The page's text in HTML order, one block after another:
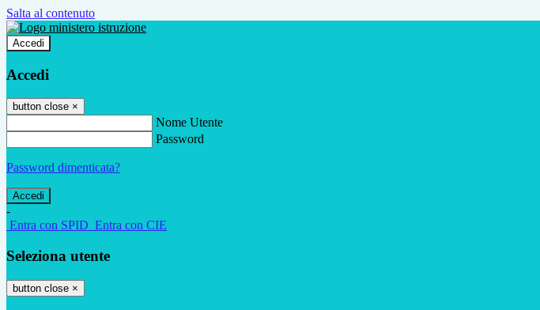
Salta al contenuto
Accedi
Accedi
button close ×
Nome Utente
Password
Password dimenticata?
-
Entra con SPID Entra con CIE
Seleziona utente
button close ×